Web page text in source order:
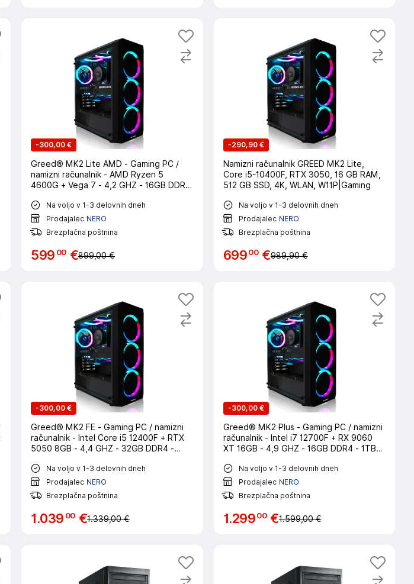
-300,00 €
Greed® MK2 Lite AMD - Gaming PC /
namizni računalnik - AMD Ryzen 5
4600G + Vega 7 - 4,2 GHZ - 16GB DDR4
Win11 Pro
Na voljo v 1-3 delovnih dneh
Prodajalec NERO
Brezplačna poštnina
599 00 €899,00 €
-290,90 €
Namizni računalnik GREED MK2 Lite,
Core i5-10400F, RTX 3050, 16 GB RAM,
512 GB SSD, 4K, WLAN, W11P|Gaming
Na voljo v 1-3 delovnih dneh
Prodajalec NERO
Brezplačna poštnina
69900 €989,90 €
-300,00 €
Greed® MK2 FE - Gaming PC / namizni
računalnik - Intel Core i5 12400F + RTX
5050 8GB - 4,4 GHZ - 32GB DDR4 -
Na voljo v 1-3 delovnih dneh
Prodajalec NERO
Brezplačna poštnina
1.039 00 €1.339,00 €
-300,00 €
Greed® MK2 Plus - Gaming PC / namizni
računalnik - Intel i7 12700F + RX 9060
XT 16GB - 4,9 GHZ - 16GB DDR4 - 1TB
Na voljo v 1-3 delovnih dneh
Prodajalec NERO
Brezplačna poštnina
1.29900 €1.599,00 €